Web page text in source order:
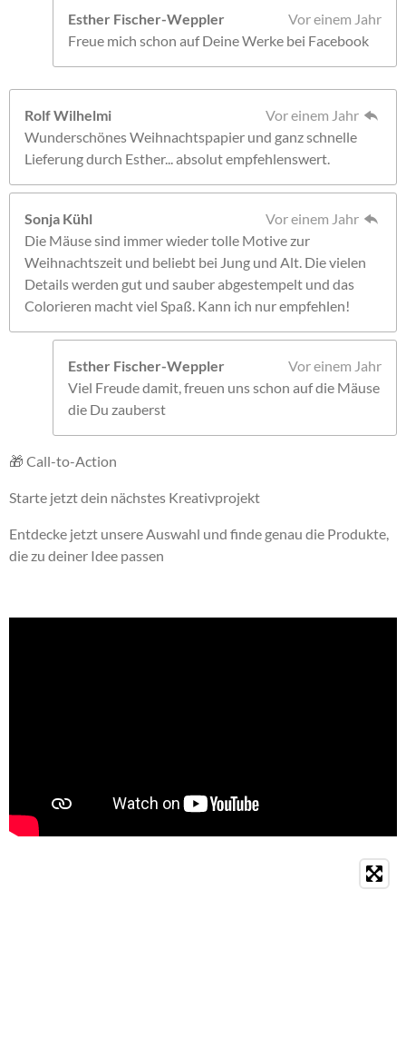
Esther Fischer-Weppler
Vor einem Jahr
Freue mich schon auf Deine Werke bei Facebook
Rolf Wilhelmi
Vor einem Jahr
Wunderschönes Weihnachtspapier und ganz schnelle
Lieferung durch Esther... absolut empfehlenswert.
Sonja Kühl
Vor einem Jahr
Die Mäuse sind immer wieder tolle Motive zur
Weihnachtszeit und beliebt bei Jung und Alt. Die vielen
Details werden gut und sauber abgestempelt und das
Colorieren macht viel Spaß. Kann ich nur empfehlen!
Esther Fischer-Weppler
Vor einem Jahr
Viel Freude damit, freuen uns schon auf die Mäuse
die Du zauberst
🎁 Call-to-Action
Starte jetzt dein nächstes Kreativprojekt
Entdecke jetzt unsere Auswahl und finde genau die Produkte,
die zu deiner Idee passen